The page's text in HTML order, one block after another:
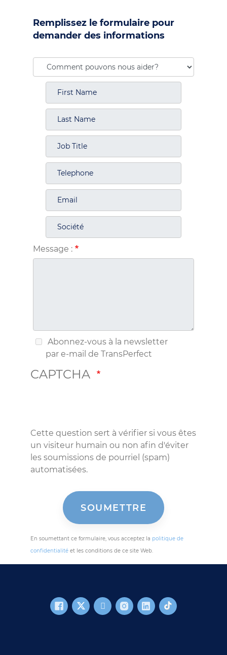
Remplissez le formulaire pour
demander des informations
Message :
Abonnez-vous à la newsletter
par e-mail de TransPerfect
CAPTCHA
Cette question sert à vérifier si vous êtes
un visiteur humain ou non afin d'éviter
les soumissions de pourriel (spam)
automatisées.
En soumettant ce formulaire, vous acceptez la politique de
confidentialité et les conditions de ce site Web.